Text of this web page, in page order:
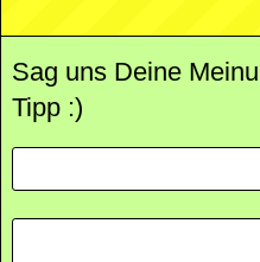
Sag uns Deine
Tipp :)